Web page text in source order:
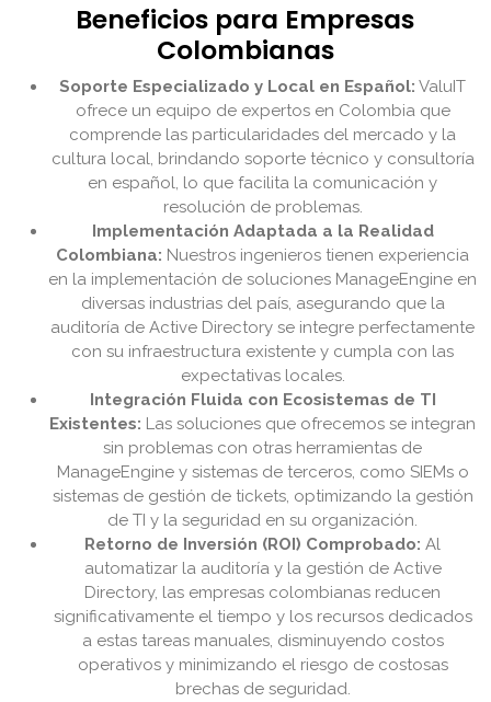
Beneficios para Empresas
Colombianas
Soporte Especializado y Local en Español: ValuIT
ofrece un equipo de expertos en Colombia que
comprende las particularidades del mercado y la
cultura local, brindando soporte técnico y consultoría
en español, lo que facilita la comunicación y
resolución de problemas.
Implementación Adaptada a la Realidad
Colombiana: Nuestros ingenieros tienen experiencia
en la implementación de soluciones ManageEngine en
diversas industrias del país, asegurando que la
auditoría de Active Directory se integre perfectamente
con su infraestructura existente y cumpla con las
expectativas locales.
Integración Fluida con Ecosistemas de TI
Existentes: Las soluciones que ofrecemos se integran
sin problemas con otras herramientas de
ManageEngine y sistemas de terceros, como SIEMs o
sistemas de gestión de tickets, optimizando la gestión
de TI y la seguridad en su organización.
Retorno de Inversión (ROI) Comprobado: Al
automatizar la auditoría y la gestión de Active
Directory, las empresas colombianas reducen
significativamente el tiempo y los recursos dedicados
a estas tareas manuales, disminuyendo costos
operativos y minimizando el riesgo de costosas
brechas de seguridad.